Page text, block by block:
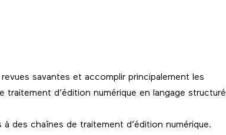
savantes et accomplir principalement les
d’édition numérique en langage structuré
des chaînes de traitement d’édition numérique.